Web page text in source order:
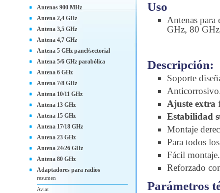
Uso
Antenas para
GHz, 80
Descripción:
Soporte
Ajuste extra
Estabilidad
Montaje
Para todos
Fácil montaje.
Reforzado
Parámetros
Antenas 900 MHz
Antena 2,4 GHz
Antena 3,5 GHz
Antena 4,7 GHz
Antena 5 GHz panel/sectorial
Antena 5/6 GHz parabólica
Antena 6 GHz
Antena 7/8 GHz
Antena 10/11 GHz
Antena 13 GHz
Antena 15 GHz
Antena 17/18 GHz
Antena 23 GHz
Antena 24/26 GHz
Antena 80 GHz
Adaptadores para radios
resumen
Aviat